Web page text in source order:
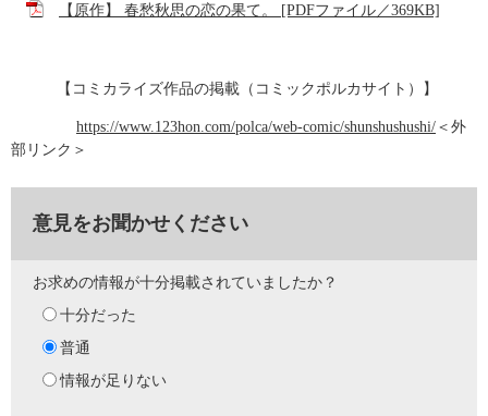
【原作】 春愁秋思の恋の果て。 [PDFファイル／369KB]
【コミカライズ作品の掲載（コミックポルカサイト）】
https://www.123hon.com/polca/web-comic/shunshushushi/ ＜外
部リンク＞
意見をお聞かせください
お求めの情報が十分掲載されていましたか？
十分だった
普通
情報が足りない